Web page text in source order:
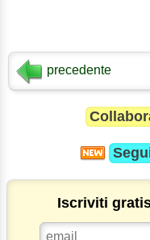
precedente
Iscriviti